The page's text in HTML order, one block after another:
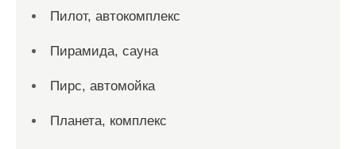
Пилот, автокомплекс
Пирамида, сауна
Пирс, автомойка
Планета, комплекс